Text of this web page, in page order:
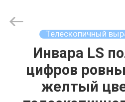
ПРОДУКТЫ
Instrument
Co.,Ltd.
Телескопичный
Инвара LS
цифров
желтый